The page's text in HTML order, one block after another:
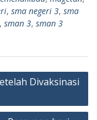
, sma negeri 3, sma
, sman 3, sman 3
Divaksinasi